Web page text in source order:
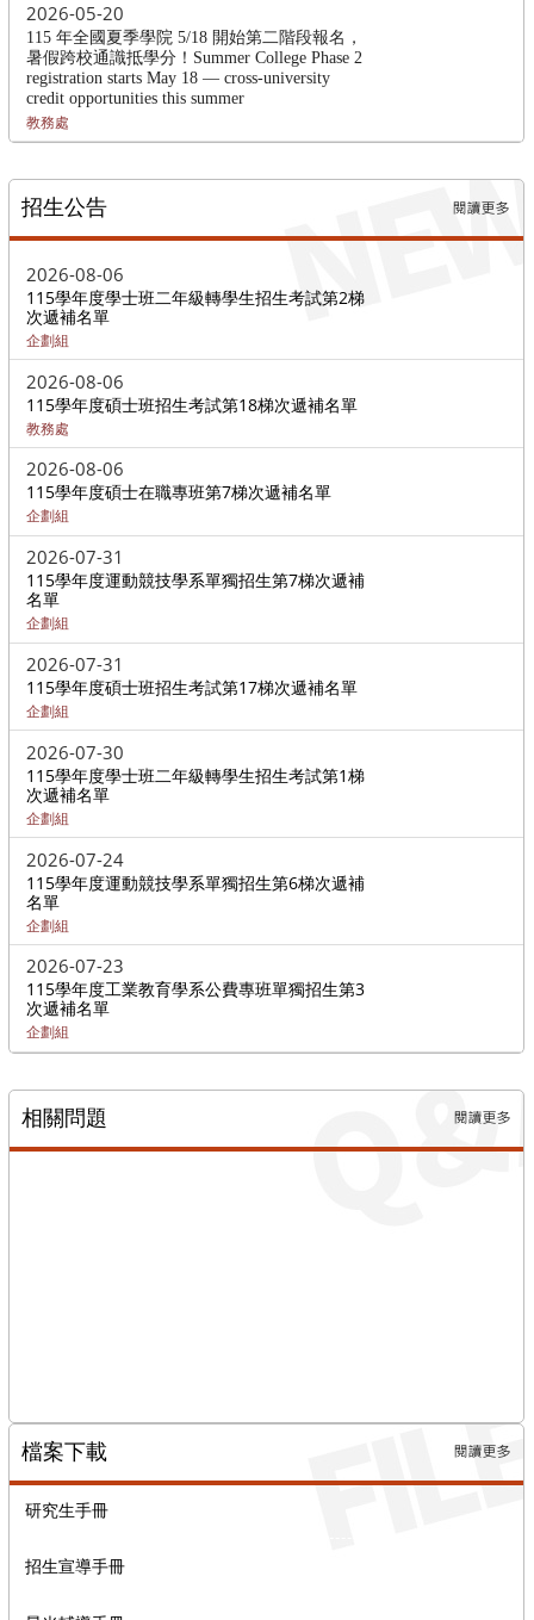
2026-05-20
115 年全國夏季學院 5/18 開始第二階段報名，
暑假跨校通識抵學分！Summer College Phase 2
registration starts May 18 — cross-university
credit opportunities this summer
教務處
招生公告
2026-08-06
115學年度學士班二年級轉學生招生考試第2梯
次遞補名單
企劃組
2026-08-06
115學年度碩士班招生考試第18梯次遞補名單
教務處
2026-08-06
115學年度碩士在職專班第7梯次遞補名單
企劃組
2026-07-31
115學年度運動競技學系單獨招生第7梯次遞補
名單
企劃組
2026-07-31
115學年度碩士班招生考試第17梯次遞補名單
企劃組
2026-07-30
115學年度學士班二年級轉學生招生考試第1梯
次遞補名單
企劃組
2026-07-24
115學年度運動競技學系單獨招生第6梯次遞補
名單
企劃組
2026-07-23
115學年度工業教育學系公費專班單獨招生第3
次遞補名單
企劃組
更多招生
相關問題 更多→
檔案下載
研究生手冊
招生宣導手冊
更多→